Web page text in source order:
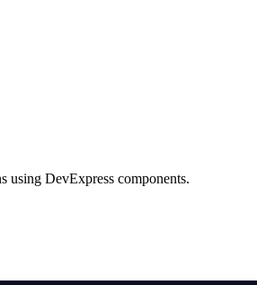
using DevExpress components.